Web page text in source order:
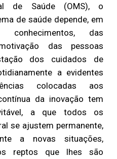
de Saúde (OMS), o
de saúde depende, em
das
das pessoas
dos cuidados de
a evidentes
colocadas aos
da inovação tem
a que todos os
se ajustem permanente,
a novas situações,
reptos que lhes são